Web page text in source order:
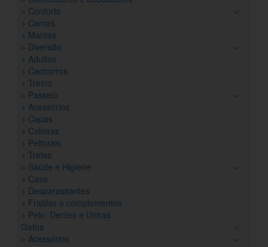
» Conforto
> Camas
> Mantas
» Diversão
> Adultos
> Cachorros
> Treino
» Passeio
> Acessórios
> Capas
> Coleiras
> Peitorais
> Trelas
» Saúde e Higiene
> Casa
> Desparasitantes
> Fraldas e complementos
> Pelo, Dentes e Unhas
Gatos
» Acessórios